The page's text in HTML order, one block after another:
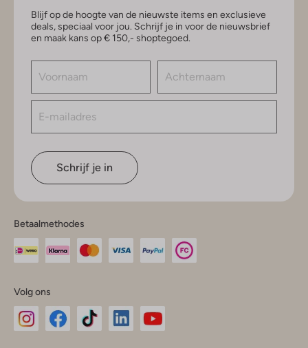
Blijf op de hoogte van de nieuwste items en exclusieve
deals, speciaal voor jou. Schrijf je in voor de nieuwsbrief
en maak kans op € 150,- shoptegoed.
Schrijf je in
Betaalmethodes
Volg ons